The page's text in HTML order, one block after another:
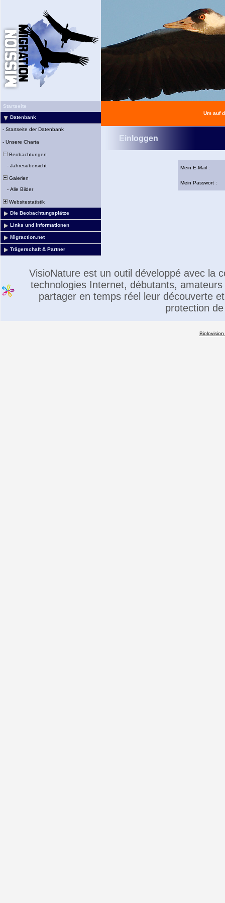
Startseite
Datenbank
- Startseite der Datenbank
- Unsere Charta
Beobachtungen
- Jahresübersicht
Galerien
- Alle Bilder
Websitestatistik
Die Beobachtungsplätze
Links und Informationen
Migraction.net
Trägerschaft & Partner
Um auf
Einloggen
Mein E-Mail :
Mein Passwort :
VisioNature est un outil développé avec la
technologies Internet, débutants,
partager en temps réel leur découverte
protection
Biolovision